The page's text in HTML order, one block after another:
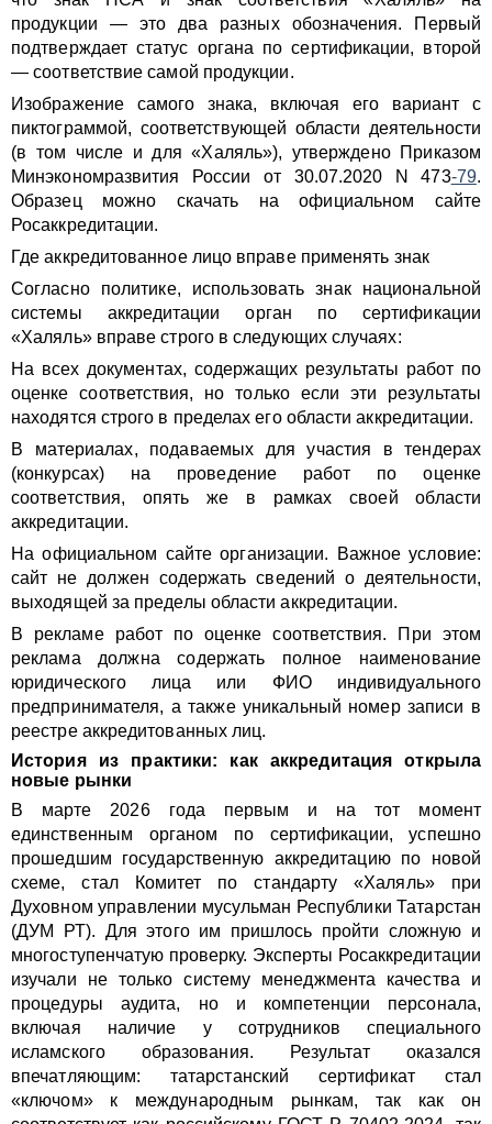
продукции — это два разных обозначения. Первый
подтверждает статус органа по сертификации, второй
— соответствие самой продукции.
Изображение самого знака, включая его вариант с
пиктограммой, соответствующей области деятельности
(в том числе и для «Халяль»), утверждено Приказом
Минэкономразвития России от 30.07.2020 N 473-79.
Образец можно скачать на официальном сайте
Росаккредитации.
Где аккредитованное лицо вправе применять знак
Согласно политике, использовать знак национальной
системы аккредитации орган по сертификации
«Халяль» вправе строго в следующих случаях:
На всех документах, содержащих результаты работ по
оценке соответствия, но только если эти результаты
находятся строго в пределах его области аккредитации.
В материалах, подаваемых для участия в тендерах
(конкурсах) на проведение работ по оценке
соответствия, опять же в рамках своей области
аккредитации.
На официальном сайте организации. Важное условие:
сайт не должен содержать сведений о деятельности,
выходящей за пределы области аккредитации.
В рекламе работ по оценке соответствия. При этом
реклама должна содержать полное наименование
юридического лица или ФИО индивидуального
предпринимателя, а также уникальный номер записи в
реестре аккредитованных лиц.
История из практики: как аккредитация открыла
новые рынки
В марте 2026 года первым и на тот момент
единственным органом по сертификации, успешно
прошедшим государственную аккредитацию по новой
схеме, стал Комитет по стандарту «Халяль» при
Духовном управлении мусульман Республики Татарстан
(ДУМ РТ). Для этого им пришлось пройти сложную и
многоступенчатую проверку. Эксперты Росаккредитации
изучали не только систему менеджмента качества и
процедуры аудита, но и компетенции персонала,
включая наличие у сотрудников специального
исламского образования. Результат оказался
впечатляющим: татарстанский сертификат стал
«ключом» к международным рынкам, так как он